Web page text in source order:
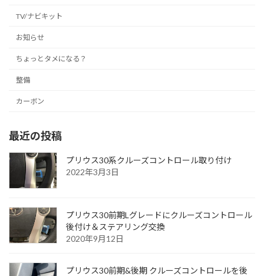
TV/ナビキット
お知らせ
ちょっとタメになる？
整備
カーボン
最近の投稿
プリウス30系クルーズコントロール取り付け
2022年3月3日
プリウス30前期Lグレードにクルーズコントロール
後付け＆ステアリング交換
2020年9月12日
プリウス30前期&後期 クルーズコントロールを後